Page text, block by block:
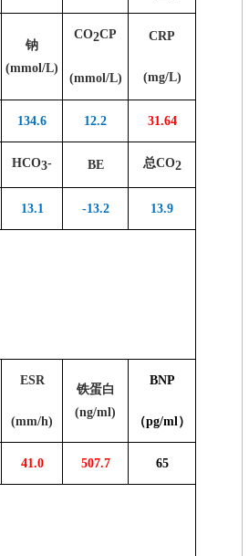
钠
(mmol/L)
CO2CP
(mmol/L)
CRP
(mg/L)
134.6 12.2 31.64
HCO3- BE 总CO2
13.1 -13.2 13.9
ESR
(mm/h)
铁蛋白
(ng/ml)
BNP
（pg/ml ）
41.0 507.7 65